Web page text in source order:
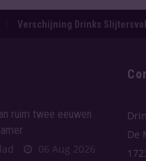
Verschijning Drinks
ruim twee eeuwen
06 Aug 2026
De